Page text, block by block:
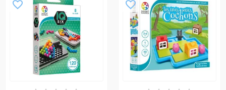
favorite_border favorite_border